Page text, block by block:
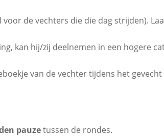
voor de vechters die die dag strijden).
kan hij/zij deelnemen in een hogere
van de vechter tijdens het
pauzetussen de rondes.